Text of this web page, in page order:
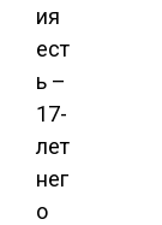
ия
ест
ь –
17-
лет
нег
о